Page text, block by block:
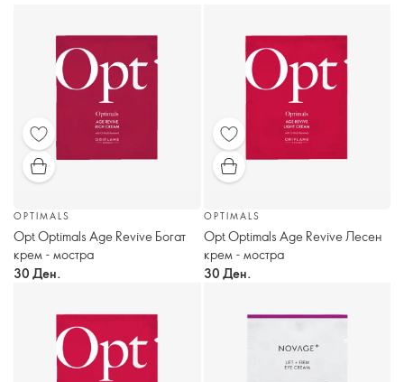
OPTIMALS
Opt Optimals Age Revive Богат
крем - мостра
30 Ден.
OPTIMALS
Opt Optimals Age Revive Лесен
крем - мостра
30 Ден.